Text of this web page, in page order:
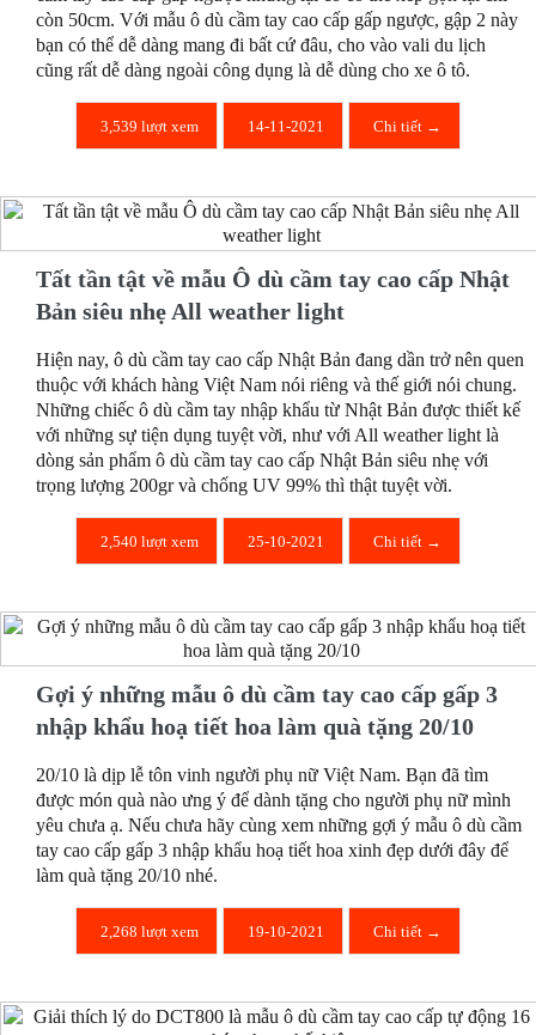
còn 50cm. Với mẫu ô dù cầm tay cao cấp gấp ngược, gập 2 này
bạn có thể dễ dàng mang đi bất cứ đâu, cho vào vali du lịch
cũng rất dễ dàng ngoài công dụng là dễ dùng cho xe ô tô.
3,539 lượt xem 14-11-2021 Chi tiết →
Tất tần tật về mẫu Ô dù cầm tay cao cấp Nhật
Bản siêu nhẹ All weather light
Hiện nay, ô dù cầm tay cao cấp Nhật Bản đang dần trở nên quen
thuộc với khách hàng Việt Nam nói riêng và thế giới nói chung.
Những chiếc ô dù cầm tay nhập khẩu từ Nhật Bản được thiết kế
với những sự tiện dụng tuyệt vời, như với All weather light là
dòng sản phẩm ô dù cầm tay cao cấp Nhật Bản siêu nhẹ với
trọng lượng 200gr và chống UV 99% thì thật tuyệt vời.
2,540 lượt xem 25-10-2021 Chi tiết →
Gợi ý những mẫu ô dù cầm tay cao cấp gấp 3
nhập khẩu hoạ tiết hoa làm quà tặng 20/10
20/10 là dịp lễ tôn vinh người phụ nữ Việt Nam. Bạn đã tìm
được món quà nào ưng ý để dành tặng cho người phụ nữ mình
yêu chưa ạ. Nếu chưa hãy cùng xem những gợi ý mẫu ô dù cầm
tay cao cấp gấp 3 nhập khẩu hoạ tiết hoa xinh đẹp dưới đây để
làm quà tặng 20/10 nhé.
2,268 lượt xem 19-10-2021 Chi tiết →